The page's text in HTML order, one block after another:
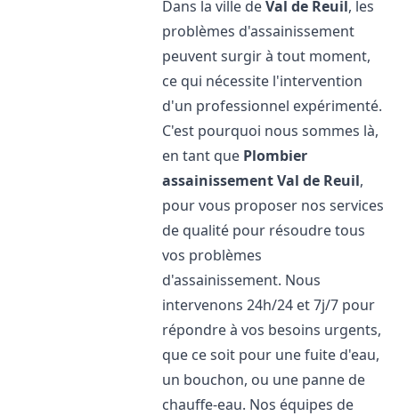
Dans la ville deVal de Reuil, les
problèmes d'assainissement
peuvent surgir à tout moment,
ce qui nécessite l'intervention
d'un professionnel expérimenté.
C'est pourquoi nous sommes là,
en tant que Plombier
assainissementVal de Reuil,
pour vous proposer nos services
de qualité pour résoudre tous
vos problèmes
d'assainissement. Nous
intervenons 24h/24 et 7j/7 pour
répondre à vos besoins urgents,
que ce soit pour une fuite d'eau,
un bouchon, ou une panne de
chauffe-eau. Nos équipes de